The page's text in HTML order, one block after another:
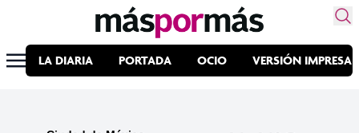
LA DIARIA PORTADA OCIO VERSIÓN IMPRESA